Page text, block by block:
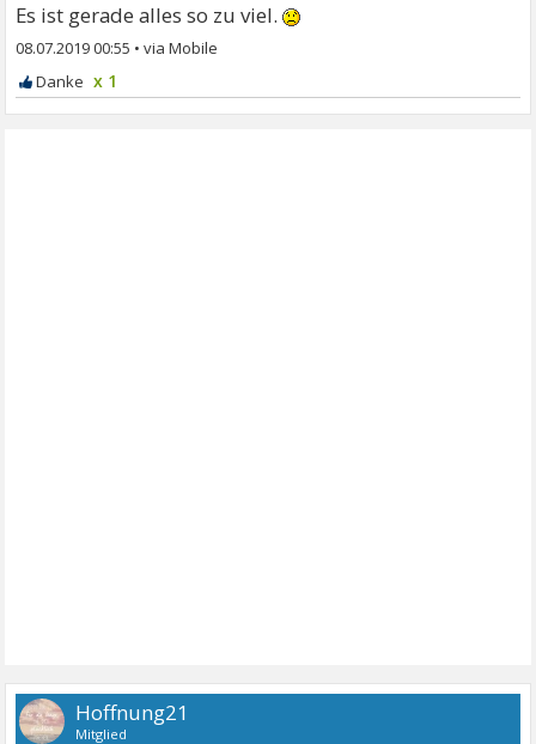
Es ist gerade alles so zu viel.
08.07.2019 00:55 •
x 1
Hoffnung21
Mitglied